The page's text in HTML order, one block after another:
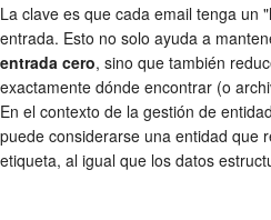
La clave es que cada email tenga un
entrada. Esto no solo ayuda a
entrada cero, sino que también
exactamente dónde encontrar (o
En el contexto de la gestión de
puede considerarse una entidad que
etiqueta, al igual que los datos